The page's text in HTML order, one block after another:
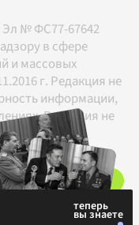
Эл № ФС77-67642
в сфере
и массовых
г. Редакция не
информации,
Редакция не
с